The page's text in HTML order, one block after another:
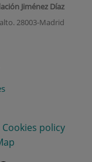
Jiménez Díaz
28003-Madrid
Cookies policy